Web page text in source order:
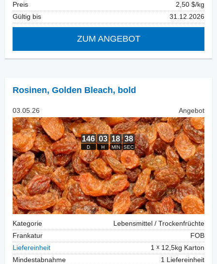
Preis
2,50 $/kg
Gültig bis
31.12.2026
ZUM ANGEBOT
Rosinen, Golden Bleach, bold
03.05.26 Angebot
Kategorie
Lebensmittel / Trockenfrüchte
Frankatur
FOB
Liefereinheit
1
12,5kg Karton
Mindestabnahme
1 Liefereinheit